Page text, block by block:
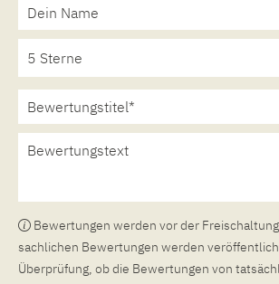
Bewertungen werden vor der
sachlichen Bewertungen werden
Überprüfung, ob die Bewertungen von